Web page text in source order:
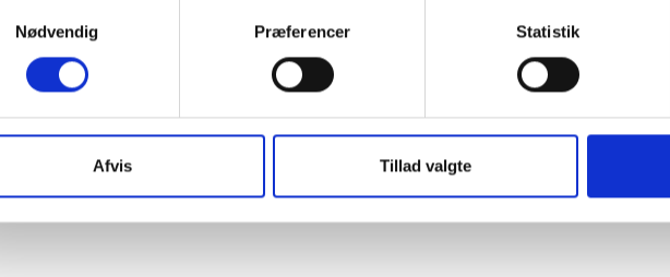
Nødvendig
Præferencer Statistik
Afvis Tillad valgte
Den nationale indsats for at forlænge danskernes levetid
Temadagen, der består af forelæsninger, fysiske aktiviteter og workshops,
alle interesserede og finder sted fra kl. 9.30-16.00 i SUHR’S lokaler, Pustervig
K. Tilmeldingsfrist senest den 18. maj.